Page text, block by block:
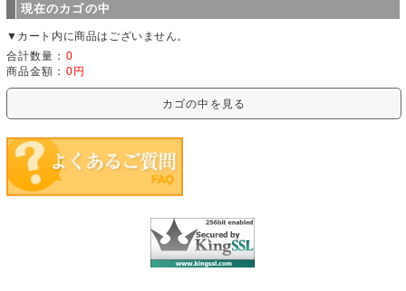
現在のカゴの中
▼カート内に商品はございません。
合計数量： 0
商品金額： 0円
カゴの中を見る